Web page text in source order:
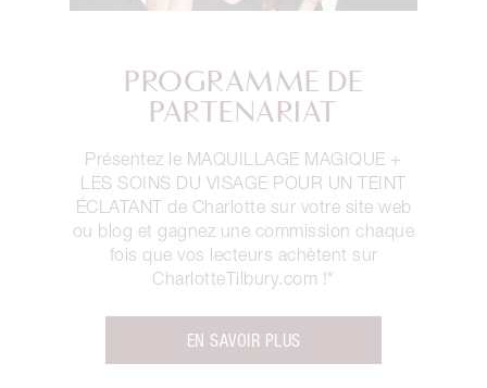
PROGRAMME DE
PARTENARIAT
Présentez le MAQUILLAGE MAGIQUE +
LES SOINS DU VISAGE POUR UN TEINT
ÉCLATANT de Charlotte sur votre site web
ou blog et gagnez une commission chaque
fois que vos lecteurs achètent sur
CharlotteTilbury.com !*
EN SAVOIR PLUS